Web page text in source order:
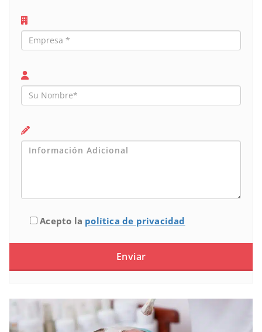
Acepto la política de privacidad